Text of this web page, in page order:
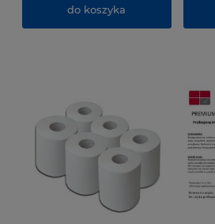
do koszyka